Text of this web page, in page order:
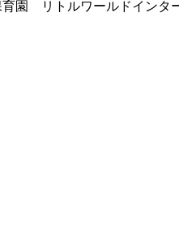
園 リトルワールドインタ